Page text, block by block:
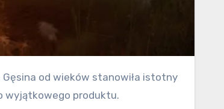
wyjątkowego produktu.